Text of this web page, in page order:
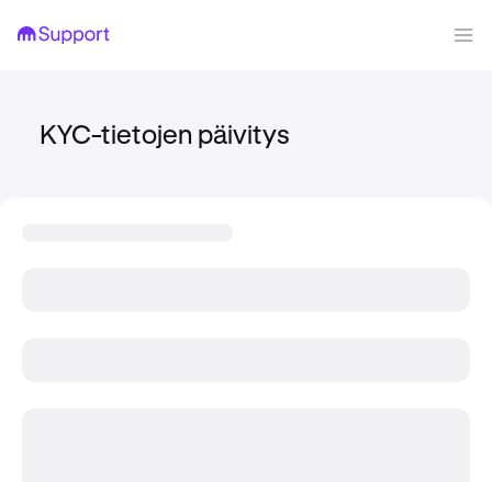
KYC-tietojen päivitys